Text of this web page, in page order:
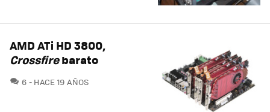
AMD ATi HD 3800,
Crossfirebarato
6 COMENTARIOS
HACE 19 AÑOS